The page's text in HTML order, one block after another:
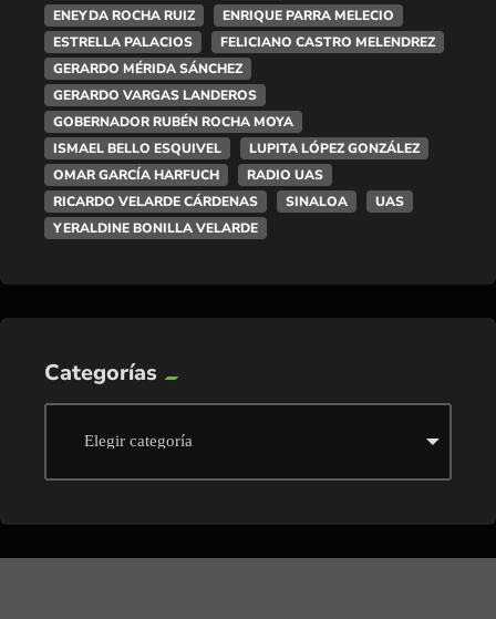
ENEYDA ROCHA RUIZ
ENRIQUE PARRA MELECIO
ESTRELLA PALACIOS
FELICIANO CASTRO MELENDREZ
GERARDO MÉRIDA SÁNCHEZ
GERARDO VARGAS LANDEROS
GOBERNADOR RUBÉN ROCHA MOYA
ISMAEL BELLO ESQUIVEL
LUPITA LÓPEZ GONZÁLEZ
OMAR GARCÍA HARFUCH
RADIO UAS
RICARDO VELARDE CÁRDENAS
SINALOA
UAS
YERALDINE BONILLA VELARDE
Categorías